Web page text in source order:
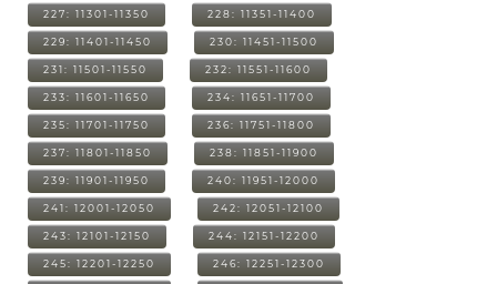
227: 11301-11350 228: 11351-11400
229: 11401-11450 230: 11451-11500
231: 11501-11550 232: 11551-11600
233: 11601-11650 234: 11651-11700
235: 11701-11750 236: 11751-11800
237: 11801-11850 238: 11851-11900
239: 11901-11950 240: 11951-12000
241: 12001-12050 242: 12051-12100
243: 12101-12150 244: 12151-12200
245: 12201-12250 246: 12251-12300